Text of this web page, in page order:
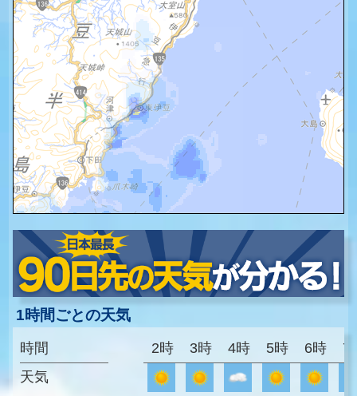
1時間ごとの天気
時間
天気
2時 3時 4時 5時 6時 7